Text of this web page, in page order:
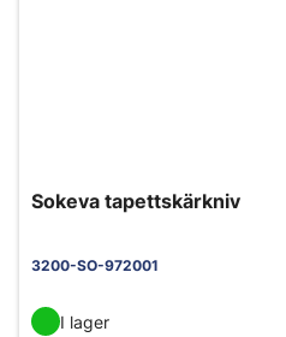
Sokeva tapettskärkniv
3200-SO-972001
I lager